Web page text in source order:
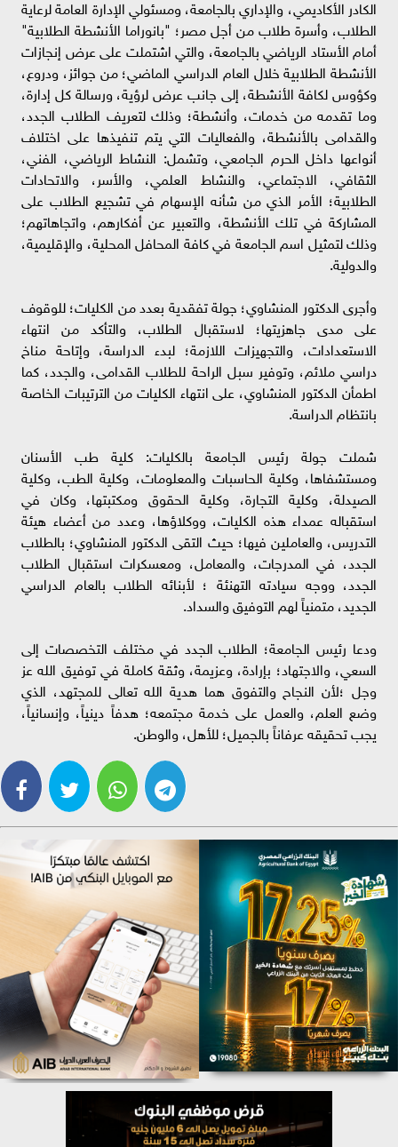
الكادر الأكاديمي، والإداري بالجامعة، ومسئولي الإدارة العامة لرعاية
الطلاب، وأسرة طلاب من أجل مصر؛ "بانوراما الأنشطة الطلابية"
أمام الأستاد الرياضي بالجامعة، والتي اشتملت على عرض إنجازات
الأنشطة الطلابية خلال العام الدراسي الماضي؛ من جوائز، ودروع،
وكؤوس لكافة الأنشطة، إلى جانب عرض لرؤية، ورسالة كل إدارة،
وما تقدمه من خدمات، وأنشطة؛ وذلك لتعريف الطلاب الجدد،
والقدامى بالأنشطة، والفعاليات التي يتم تنفيذها على اختلاف
أنواعها داخل الحرم الجامعي، وتشمل: النشاط الرياضي، الفني،
الثقافي، الاجتماعي، والنشاط العلمي، والأسر، والاتحادات
الطلابية؛ الأمر الذي من شأنه الإسهام في تشجيع الطلاب على
المشاركة في تلك الأنشطة، والتعبير عن أفكارهم، واتجاهاتهم؛
وذلك لتمثيل اسم الجامعة في كافة المحافل المحلية، والإقليمية،
والدولية.
وأجرى الدكتور المنشاوي؛ جولة تفقدية بعدد من الكليات؛ للوقوف
على مدى جاهزيتها؛ لاستقبال الطلاب، والتأكد من انتهاء
الاستعدادات، والتجهيزات اللازمة؛ لبدء الدراسة، وإتاحة مناخ
دراسي ملائم، وتوفير سبل الراحة للطلاب القدامى، والجدد، كما
اطمأن الدكتور المنشاوي، على انتهاء الكليات من الترتيبات الخاصة
بانتظام الدراسة.
شملت جولة رئيس الجامعة بالكليات: كلية طب الأسنان
ومستشفاها، وكلية الحاسبات والمعلومات، وكلية الطب، وكلية
الصيدلة، وكلية التجارة، وكلية الحقوق ومكتبتها، وكان في
استقباله عمداء هذه الكليات، ووكلاؤها، وعدد من أعضاء هيئة
التدريس، والعاملين فيها؛ حيث التقى الدكتور المنشاوي؛ بالطلاب
الجدد، في المدرجات، والمعامل، ومعسكرات استقبال الطلاب
الجدد، ووجه سيادته التهنئة ؛ لأبنائه الطلاب بالعام الدراسي
الجديد، متمنياً لهم التوفيق والسداد.
ودعا رئيس الجامعة؛ الطلاب الجدد في مختلف التخصصات إلى
السعي، والاجتهاد؛ بإرادة، وعزيمة، وثقة كاملة في توفيق الله عز
وجل ؛لأن النجاح والتفوق هما هدية الله تعالى للمجتهد، الذي
وضع العلم، والعمل على خدمة مجتمعه؛ هدفاً دينياً، وإنسانياً،
يجب تحقيقه عرفاناً بالجميل؛ للأهل، والوطن.